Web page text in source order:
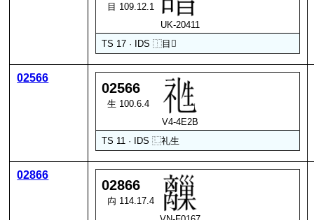
目 109.12.1
UK-20411
TS 17 · IDS⿰目 𣈆
02566
02566
生 100.6.4
V4-4E2B
TS 11 · IDS⿺礼生
02866
02866
禸 114.17.4